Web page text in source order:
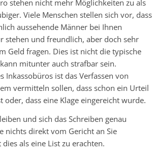
stehen nicht mehr Möglichkeiten zu als
Viele Menschen stellen sich vor, dass
aussehende Männer bei Ihnen
stehen und freundlich, aber doch sehr
Geld fragen. Dies ist nicht die typische
mitunter auch strafbar sein.
Inkassobüros ist das Verfassen von
vermitteln sollen, dass schon ein Urteil
oder, dass eine Klage eingereicht wurde.
und sich das Schreiben genau
nichts direkt vom Gericht an Sie
als eine List zu erachten.